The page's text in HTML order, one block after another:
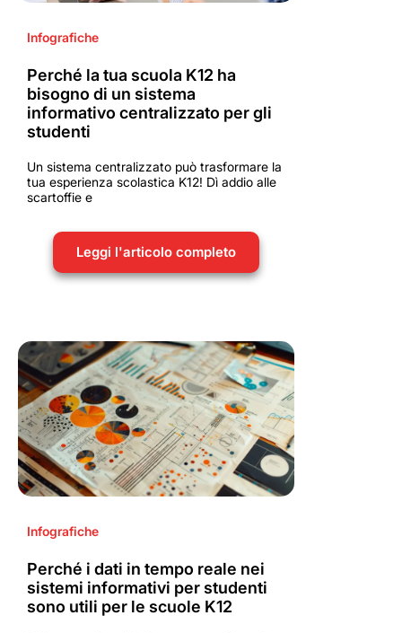
Infografiche
Perché la tua scuola K12 ha
bisogno di un sistema
informativo centralizzato per gli
studenti
Un sistema centralizzato può trasformare la
tua esperienza scolastica K12! Dì addio alle
scartoffie e
Leggi l'articolo completo
Infografiche
Perché i dati in tempo reale nei
sistemi informativi per studenti
sono utili per le scuole K12